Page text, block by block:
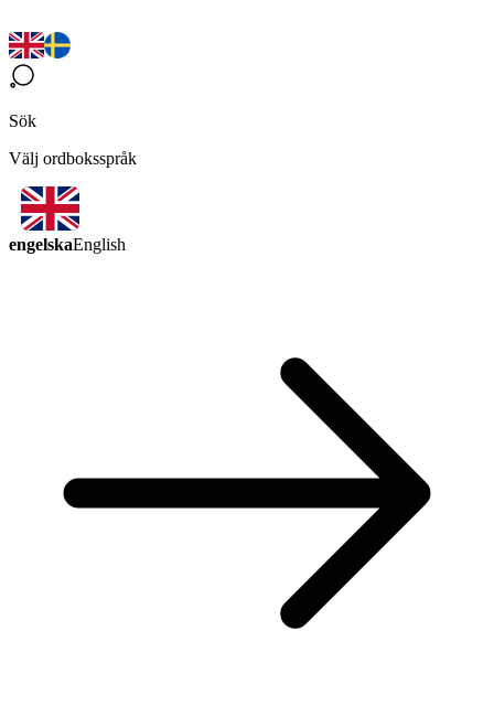
Sök
Välj ordboksspråk
engelskaEnglish